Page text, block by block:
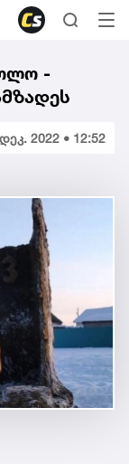
-
2022 • 12:52